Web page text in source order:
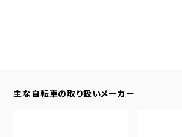
主な自転車の取り扱いメーカー